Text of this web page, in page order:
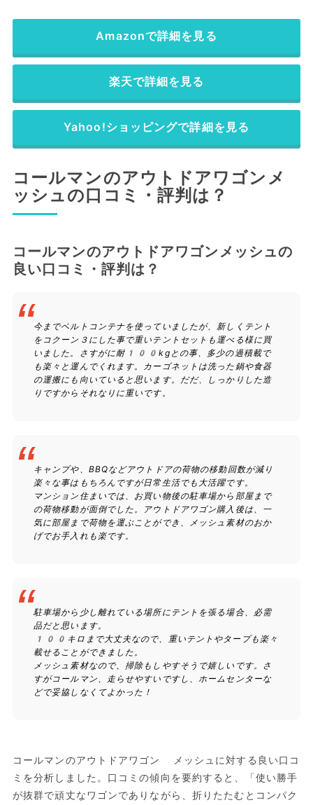
Amazonで詳細を見る
楽天で詳細を見る
Yahoo!ショッピングで詳細を見る
コールマンのアウトドアワゴンメ
ッシュの口コミ・評判は？
コールマンのアウトドアワゴンメッシュの
良い口コミ・評判は？
今までベルトコンテナを使っていましたが、新しくテント
をコクーン３にした事で重いテントセットも運べる様に買
いました。さすがに耐100kgとの事、多少の過積載で
も楽々と運んでくれます。カーゴネットは洗った鍋や食器
の運搬にも向いていると思います。だだ、しっかりした造
りですからそれなりに重いです。
キャンプや、BBQなどアウトドアの荷物の移動回数が減り
楽々な事はもちろんですが日常生活でも大活躍です。
マンション住まいでは、お買い物後の駐車場から部屋まで
の荷物移動が面倒でした。アウトドアワゴン購入後は、一
気に部屋まで荷物を運ぶことができ、メッシュ素材のおか
げでお手入れも楽です。
駐車場から少し離れている場所にテントを張る場合、必需
品だと思います。
100キロまで大丈夫なので、重いテントやタープも楽々
載せることができました。
メッシュ素材なので、掃除もしやすそうで嬉しいです。さ
すがコールマン、走らせやすいですし、ホームセンターな
どで妥協しなくてよかった！
コールマンのアウトドアワゴン メッシュに対する良い口コ
ミを分析しました。口コミの傾向を要約すると、「使い勝手
が抜群で頑丈なワゴンでありながら、折りたたむとコンパク